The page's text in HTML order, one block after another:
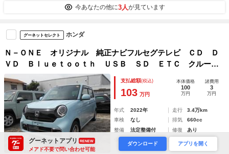
今あなたの他に3人が見ています
グーネットセレクト ホンダ
Ｎ－ＯＮＥ オリジナル 純正ナビフルセグテレビ ＣＤ Ｄ
ＶＤ Ｂｌｕｅｔｏｏｔｈ ＵＳＢ ＳＤ ＥＴＣ クルーズ
コントロール 電子パーキング ホンダセンシング オートエ
アコン オートＬＥＤライト バックカメラ コーナーセンサ
支払総額(税込)
103 万円
本体価格
100
万円
諸費用
3
万円
年式 2022年 走行
3.4万km
車検
なし 排気
660cc
整備
法定整備付 修復
あり
保証
保証付 (6ヶ月・5000km)
グーネットアプリ RENEW
メアド不要で問い合わせ可能
ダウンロード アプリを開く